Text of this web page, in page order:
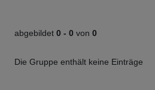
abgebildet 0 - 0 von 0
Die Gruppe enthält keine Einträge